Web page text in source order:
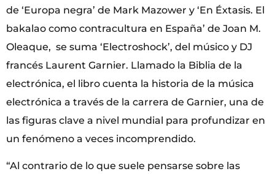
de ‘Europa negra’ de Mark Mazower y ‘En Éxtasis. El
bakalao como contracultura en España’ de Joan M.
Oleaque, se suma ‘Electroshock’, del músico y DJ
francés Laurent Garnier. Llamado la Biblia de la
electrónica, el libro cuenta la historia de la música
electrónica a través de la carrera de Garnier, una de
las figuras clave a nivel mundial para profundizar en
un fenómeno a veces incomprendido.
“Al contrario de lo que suele pensarse sobre las